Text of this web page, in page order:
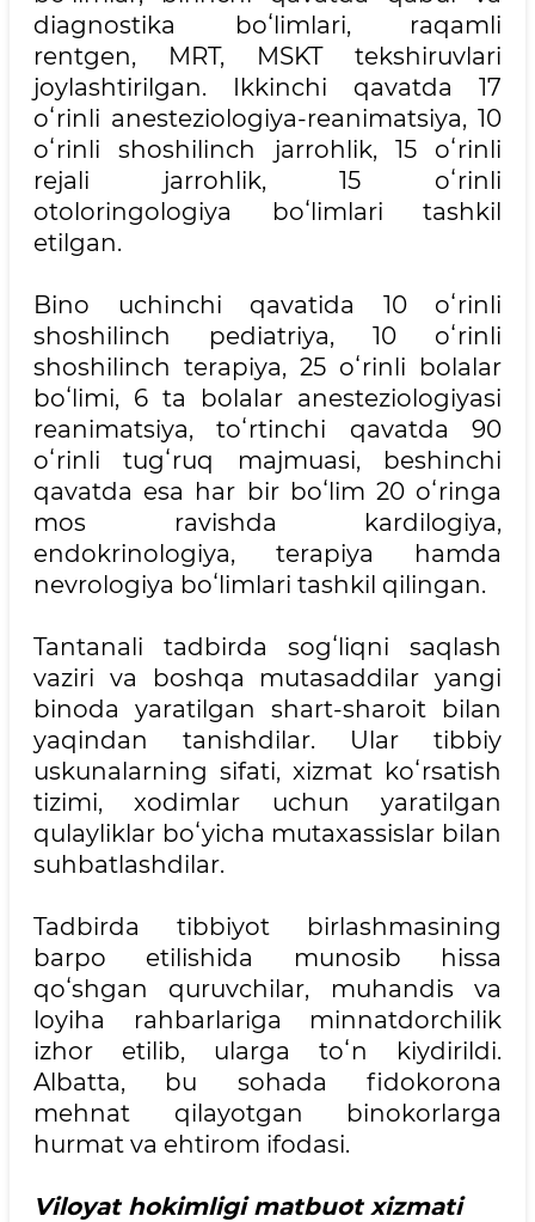
diagnostika boʻlimlari, raqamli
rentgen, MRT, MSKT tekshiruvlari
joylashtirilgan. Ikkinchi qavatda 17
oʻrinli anesteziologiya-reanimatsiya, 10
oʻrinli shoshilinch jarrohlik, 15 oʻrinli
rejali jarrohlik, 15 oʻrinli
otoloringologiya boʻlimlari tashkil
etilgan.
Bino uchinchi qavatida 10 oʻrinli
shoshilinch pediatriya, 10 oʻrinli
shoshilinch terapiya, 25 oʻrinli bolalar
boʻlimi, 6 ta bolalar anesteziologiyasi
reanimatsiya, toʻrtinchi qavatda 90
oʻrinli tugʻruq majmuasi, beshinchi
qavatda esa har bir boʻlim 20 oʻringa
mos ravishda kardilogiya,
endokrinologiya, terapiya hamda
nevrologiya boʻlimlari tashkil qilingan.
Tantanali tadbirda sogʻliqni saqlash
vaziri va boshqa mutasaddilar yangi
binoda yaratilgan shart-sharoit bilan
yaqindan tanishdilar. Ular tibbiy
uskunalarning sifati, xizmat koʻrsatish
tizimi, xodimlar uchun yaratilgan
qulayliklar boʻyicha mutaxassislar bilan
suhbatlashdilar.
Tadbirda tibbiyot birlashmasining
barpo etilishida munosib hissa
qoʻshgan quruvchilar, muhandis va
loyiha rahbarlariga minnatdorchilik
izhor etilib, ularga toʻn kiydirildi.
Albatta, bu sohada fidokorona
mehnat qilayotgan binokorlarga
hurmat va ehtirom ifodasi.
Viloyat hokimligi matbuot xizmati